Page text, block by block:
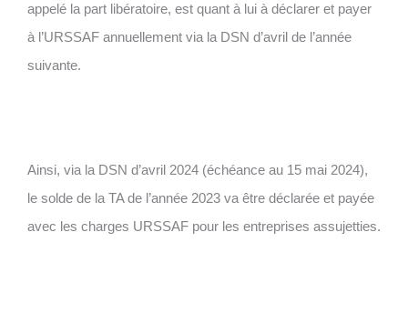
appelé la part libératoire, est quant à lui à déclarer et payer
à l’URSSAF annuellement via la DSN d’avril de l’année
suivante.
Ainsi, via la DSN d’avril 2024 (échéance au 15 mai 2024),
le solde de la TA de l’année 2023 va être déclarée et payée
avec les charges URSSAF pour les entreprises assujetties.